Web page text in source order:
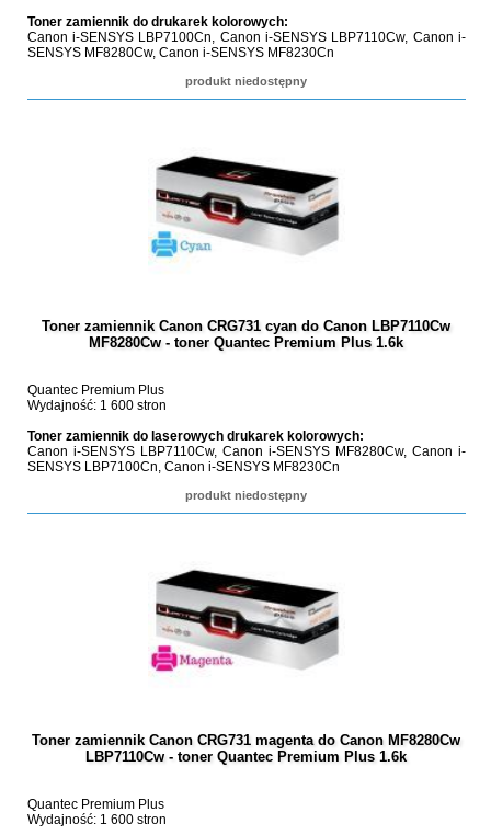
Toner zamiennik do drukarek kolorowych:
Canon i-SENSYS LBP7100Cn, Canon i-SENSYS LBP7110Cw, Canon i-
SENSYS MF8280Cw, Canon i-SENSYS MF8230Cn
produkt niedostępny
Toner zamiennik Canon CRG731 cyan do Canon LBP7110Cw
MF8280Cw - toner Quantec Premium Plus 1.6k
Quantec Premium Plus
Wydajność: 1 600 stron
Toner zamiennik do laserowych drukarek kolorowych:
Canon i-SENSYS LBP7110Cw, Canon i-SENSYS MF8280Cw, Canon i-
SENSYS LBP7100Cn, Canon i-SENSYS MF8230Cn
produkt niedostępny
Toner zamiennik Canon CRG731 magenta do Canon MF8280Cw
LBP7110Cw - toner Quantec Premium Plus 1.6k
Quantec Premium Plus
Wydajność: 1 600 stron